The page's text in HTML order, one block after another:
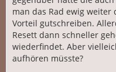
man das Rad ewig
Vorteil gutschreiben.
Resett dann schneller
wiederfindet. Aber
aufhören müsste?